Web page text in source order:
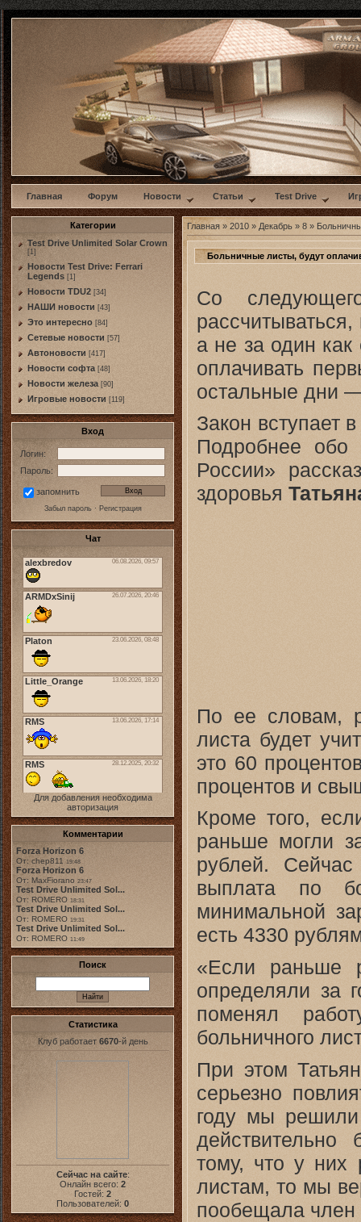
w
Главная Форум Новости Статьи Test Drive
Категории
Test Drive Unlimited Solar Crown
[1]
Новости Test Drive: Ferrari
Legends [1]
Новости TDU2 [34]
НАШИ новости [43]
Это интересно [84]
Сетевые новости [57]
Автоновости [417]
Новости софта [48]
Новоcти железа [90]
Игровые новости [119]
Вход
Логин:
Пароль:
запомнить
Забыл пароль· Регистрация
Чат
Для добавления необходима
авторизация
Комментарии
Forza Horizon 6
От: chep811 19:48
Forza Horizon 6
От: MaxFiorano 23:47
Test Drive Unlimited Sol...
От: ROMERO 18:31
Test Drive Unlimited Sol...
От: ROMERO 19:31
Test Drive Unlimited Sol...
От: ROMERO 11:49
Поиск
Статистика
Клуб работает 6670-й день
Сейчас на сайте:
Онлайн всего: 2
Гостей: 2
Пользователей: 0
Главная » 2010 » Декабрь » 8 »
Больничные листы, будут
Со
а не за один как
оплачивать
остальные дни
Закон вступает
Подробнее обо
России»
здоровья
По ее словам,
листа будет
это 60
процентов и
Кроме того,
раньше могли
рублей.
выплата по
минимальной
есть 4330
«Если раньше
определяли за
поменял
больничного
При этом
серьезно
году мы
действительно
тому, что у них
листам, то мы
пообещала член